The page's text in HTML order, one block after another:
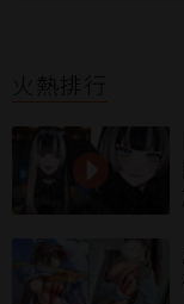
火熱排行